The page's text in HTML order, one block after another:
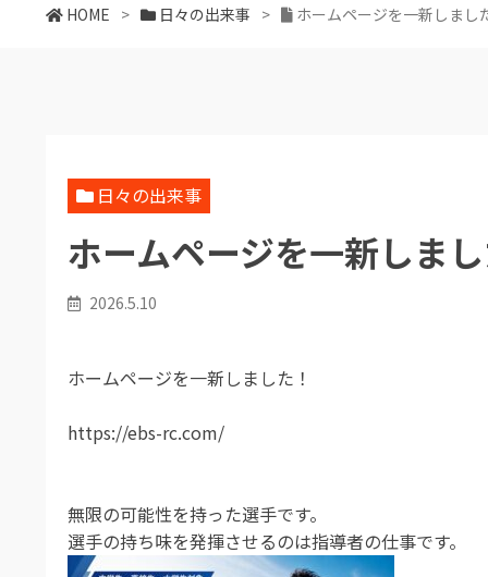
HOME > 日々の出来事 > ホームページを一新しまし
日々の出来事
ホームページを一新しま
2026.5.10
ホームページを一新しました！
https://ebs-rc.com/
無限の可能性を持った選手です。
選手の持ち味を発揮させるのは指導者の仕事です。